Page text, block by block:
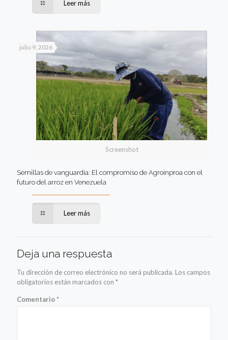
Leer más
Screenshot
julio 9, 2026
Semillas de vanguardia: El compromiso de Agroinproa con el
futuro del arroz en Venezuela
Leer más
Deja una respuesta
Tu dirección de correo electrónico no será publicada. Los campos
obligatorios están marcados con *
Comentario*